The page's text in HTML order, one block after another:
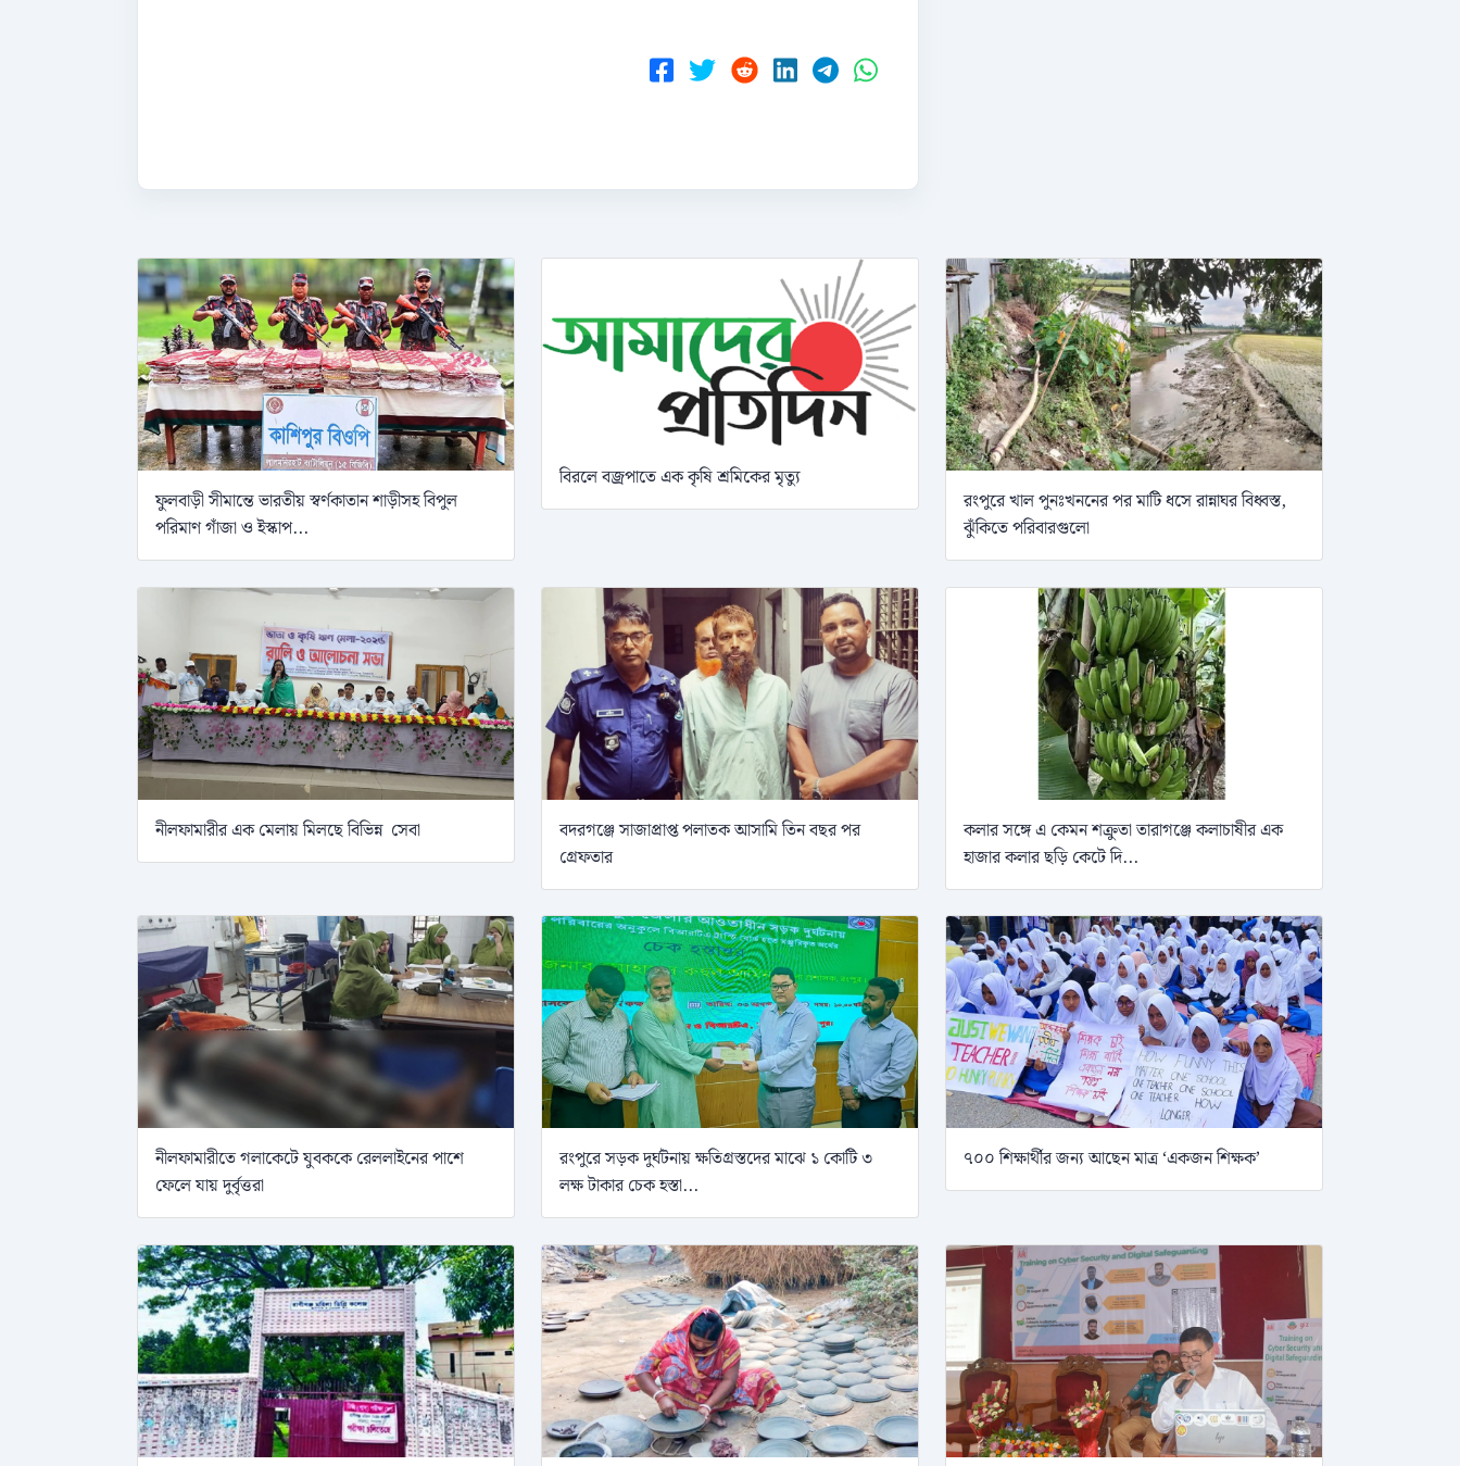
ফুলবাড়ী সীমান্তে ভারতীয় স্বর্ণকাতান শাড়ীসহ বিপুল
পরিমাণ গাঁজা ও ইস্কাপ...
বিরলে বজ্রপাতে এক কৃষি শ্রমিকের মৃত্যু
রংপুরে খাল পুনঃখননের পর মাটি ধসে রান্নাঘর বিধ্বস্ত,
ঝুঁকিতে পরিবারগুলো
নীলফামারীর এক মেলায় মিলছে বিভিন্ন সেবা
বদরগঞ্জে সাজাপ্রাপ্ত পলাতক আসামি তিন বছর পর
গ্রেফতার
কলার সঙ্গে এ কেমন শক্রুতা তারাগঞ্জে কলাচাষীর এক
হাজার কলার ছড়ি কেটে দি...
নীলফামারীতে গলাকেটে যুবককে রেললাইনের পাশে
ফেলে যায় দুর্বৃত্তরা
রংপুরে সড়ক দুর্ঘটনায় ক্ষতিগ্রস্তদের মাঝে ১ কোটি ৩
লক্ষ টাকার চেক হস্তা...
৭০০ শিক্ষার্থীর জন্য আছেন মাত্র ‘একজন শিক্ষক’